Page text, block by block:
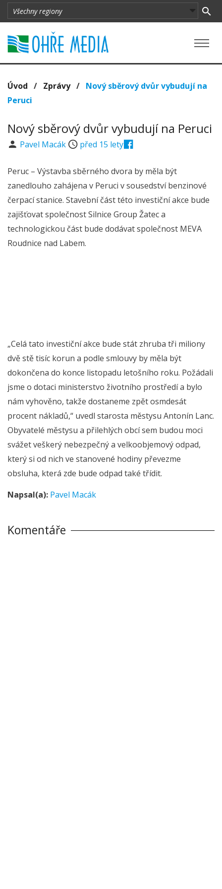
Úvod / Zprávy/ Nový sběrový dvůr vybudují na
Peruci
Nový sběrový dvůr vybudují na Peruci
Pavel Macák před 15 lety
Peruc – Výstavba sběrného dvora by měla být
zanedlouho zahájena v Peruci v sousedství benzinové
čerpací stanice. Stavební část této investiční akce bude
zajišťovat společnost Silnice Group Žatec a
technologickou část bude dodávat společnost MEVA
Roudnice nad Labem.
„Celá tato investiční akce bude stát zhruba tři miliony
dvě stě tisíc korun a podle smlouvy by měla být
dokončena do konce listopadu letošního roku. Požádali
jsme o dotaci ministerstvo životního prostředí a bylo
nám vyhověno, takže dostaneme zpět osmdesát
procent nákladů,“ uvedl starosta městysu Antonín Lanc.
Obyvatelé městysu a přilehlých obcí sem budou moci
svážet veškerý nebezpečný a velkoobjemový odpad,
který si od nich ve stanovené hodiny převezme
obsluha, která zde bude odpad také třídit.
Napsal(a): Pavel Macák
Komentáře